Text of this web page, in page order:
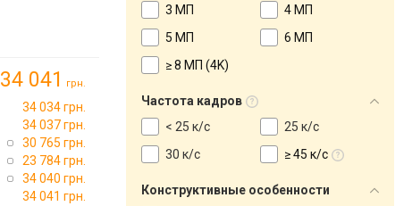
34 041 грн.
34 034 грн.
34 037 грн.
30 765 грн.
23 784 грн.
34 040 грн.
34 041 грн.
3 МП
4 МП
5 МП
6 МП
≥ 8 МП (4K)
Частота кадров
< 25 к/с
25 к/с
30 к/с
≥ 45 к/с
Конструктивные особенности